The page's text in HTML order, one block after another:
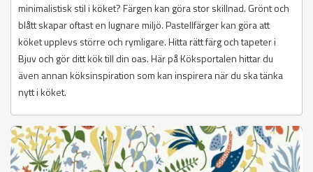
minimalistisk stil i köket? Färgen kan göra stor skillnad. Grönt och
blått skapar oftast en lugnare miljö. Pastellfärger kan göra att
köket upplevs större och rymligare. Hitta rätt färg och tapeter i
Bjuv och gör ditt kök till din oas. Här på Köksportalen hittar du
även annan köksinspiration som kan inspirera när du ska tänka
nytt i köket.